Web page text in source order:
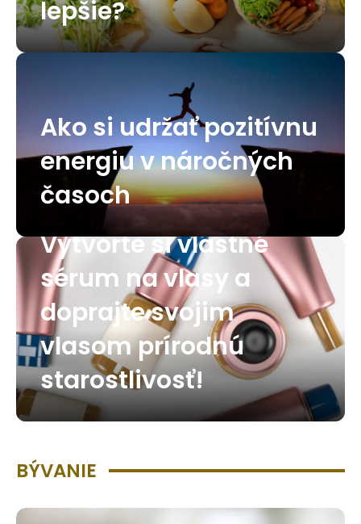
lepšie?
Ako si udržať pozitívnu
energiu v náročných
časoch
Vytvorte si vlastné
sérum na vlasy a
doprajte svojim
vlasom prírodnú
starostlivosť!
BÝVANIE